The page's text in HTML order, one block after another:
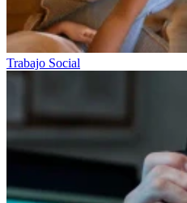
Trabajo Social